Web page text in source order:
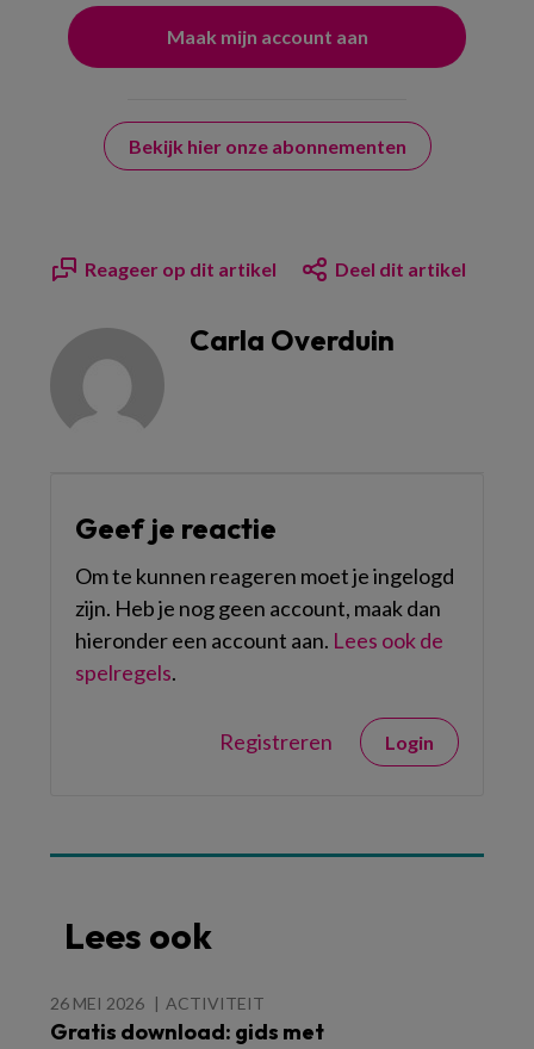
Bekijk hier onze abonnementen
Reageer op dit artikel Deel dit artikel
Carla Overduin
Geef je reactie
Om te kunnen reageren moet je ingelogd
zijn. Heb je nog geen account, maak dan
hieronder een account aan. Lees ook de
spelregels.
Registreren Login
Lees ook
26 MEI 2026 ACTIVITEIT
Gratis download: gids met